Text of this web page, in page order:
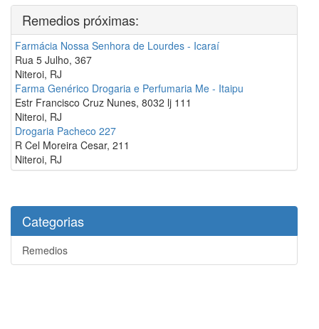
Remedios próximas:
Farmácia Nossa Senhora de Lourdes - Icaraí
Rua 5 Julho, 367
Niteroi, RJ
Farma Genérico Drogaria e Perfumaria Me - Itaipu
Estr Francisco Cruz Nunes, 8032 lj 111
Niteroi, RJ
Drogaria Pacheco 227
R Cel Moreira Cesar, 211
Niteroi, RJ
Categorias
Remedios